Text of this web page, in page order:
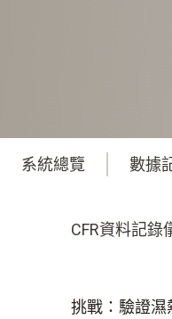
系統總覽 數據
CFR資料記錄
挑戰：驗證濕